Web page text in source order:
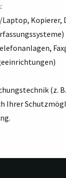
Laptop,
(z.
Ihrer